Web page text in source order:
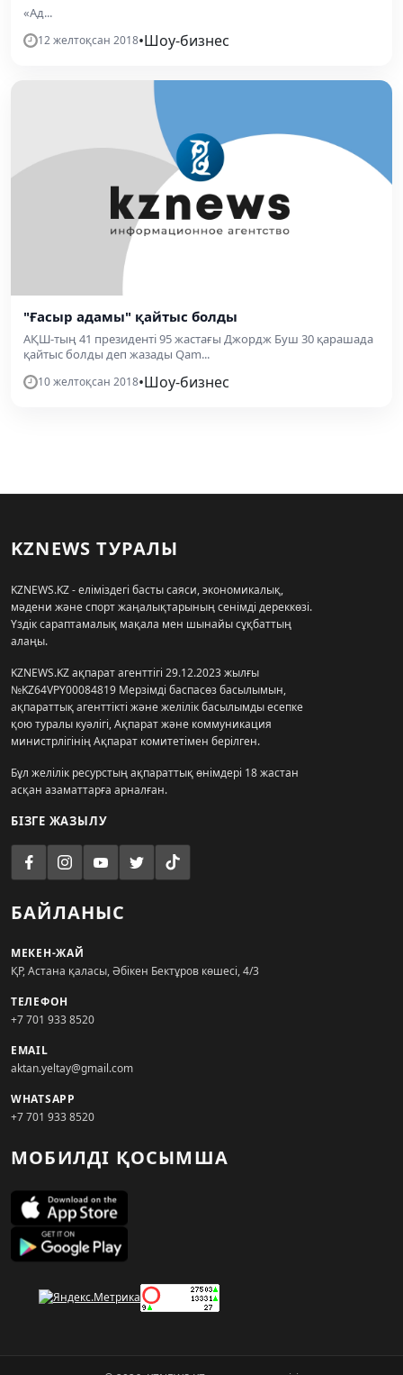
«Ад...
12 желтоқсан 2018•Шоу-бизнес
"Ғасыр адамы" қайтыс болды
АҚШ-тың 41 президенті 95 жастағы Джордж Буш 30 қарашада
қайтыс болды деп жазады Qam...
10 желтоқсан 2018•Шоу-бизнес
KZNEWS ТУРАЛЫ
KZNEWS.KZ - еліміздегі басты саяси, экономикалық,
мәдени және спорт жаңалықтарының сенімді дереккөзі.
Үздік сараптамалық мақала мен шынайы сұқбаттың
алаңы.
KZNEWS.KZ ақпарат агенттігі 29.12.2023 жылғы
№KZ64VPY00084819 Мерзімді баспасөз басылымын,
ақпараттық агенттікті және желілік басылымды есепке
қою туралы куәлігі, Ақпарат және коммуникация
министрлігінің Ақпарат комитетімен берілген.
Бұл желілік ресурстың ақпараттық өнімдері 18 жастан
асқан азаматтарға арналған.
БІЗГЕ ЖАЗЫЛУ
БАЙЛАНЫС
МЕКЕН-ЖАЙ
ҚР, Астана қаласы, Әбікен Бектұров көшесі, 4/3
ТЕЛЕФОН
+7 701 933 8520
EMAIL
aktan.yeltay@gmail.com
WHATSAPP
+7 701 933 8520
МОБИЛДІ ҚОСЫМША